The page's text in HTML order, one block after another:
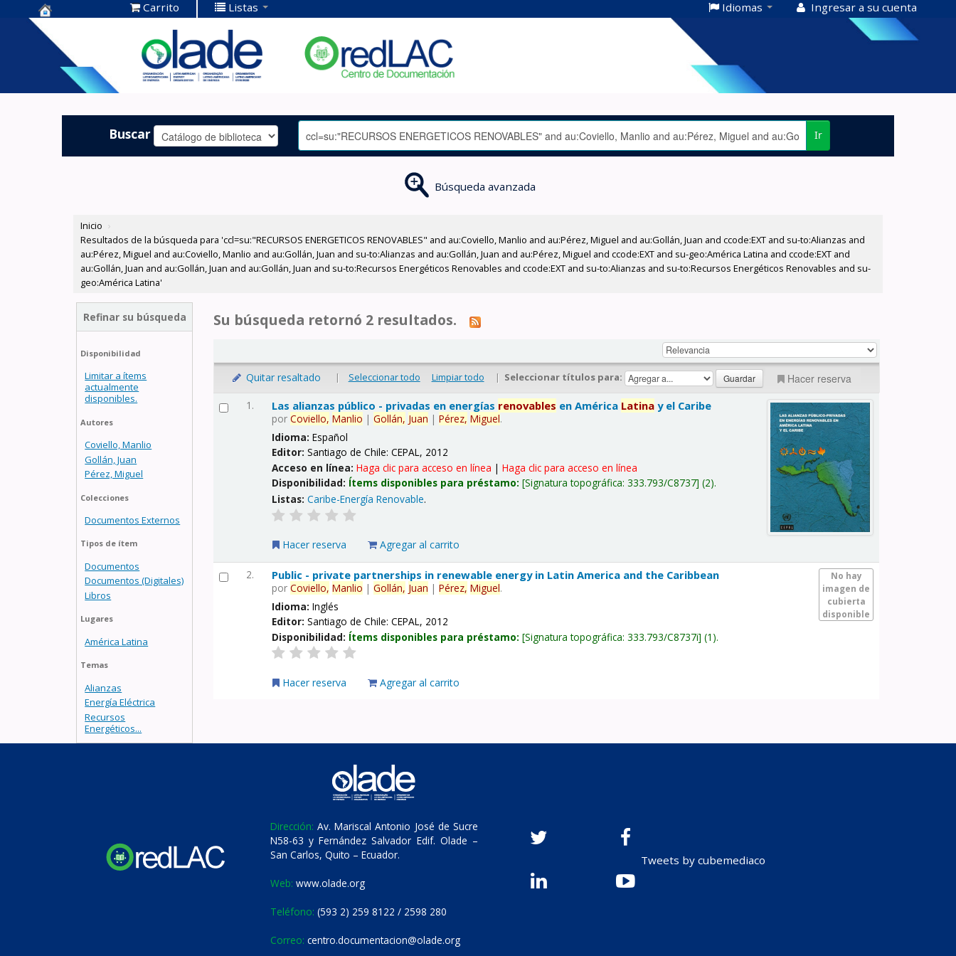
Centro de
Documentación
OLADE -
Carrito Listas Idiomas Ingresar a su cuenta
Buscar Ir
Búsqueda avanzada
Inicio ›
Resultados de la búsqueda para 'ccl=su:"RECURSOS ENERGETICOS RENOVABLES" and au:Coviello, Manlio and au:Pérez, Miguel and au:Gollán, Juan and ccode:EXT and su-to:Alianzas and
au:Pérez, Miguel and au:Coviello, Manlio and au:Gollán, Juan and su-to:Alianzas and au:Gollán, Juan and au:Pérez, Miguel and ccode:EXT and su-geo:América Latina and ccode:EXT and
au:Gollán, Juan and au:Gollán, Juan and au:Gollán, Juan and su-to:Recursos Energéticos Renovables and ccode:EXT and su-to:Alianzas and su-to:Recursos Energéticos Renovables and su-
geo:América Latina'
Refinar su búsqueda
Disponibilidad
Limitar a ítems
actualmente
disponibles.
Autores
Coviello, Manlio
Gollán, Juan
Pérez, Miguel
Colecciones
Documentos Externos
Tipos de ítem
Documentos
Documentos (Digitales)
Libros
Lugares
América Latina
Temas
Alianzas
Energía Eléctrica
Recursos
Energéticos...
Su búsqueda retornó 2 resultados.
Quitar resaltado | Seleccionar todo Limpiar todo | Seleccionar títulos para: Hacer reserva
1. Las alianzas público - privadas en energías renovables en América Latina y el Caribe
porCoviello, Manlio |Gollán, Juan |Pérez, Miguel.
Idioma:Español
Editor:Santiago de Chile: CEPAL, 2012
Acceso en línea:Haga clic para acceso en línea |Haga clic para acceso en línea
Disponibilidad: Ítems disponibles para préstamo: Signatura topográfica:333.793/C8737 (2).
Listas: Caribe-Energía Renovable.
Hacer reserva Agregar al carrito
2.
No hay
imagen de
cubierta
disponible
Public - private partnerships in renewable energy in Latin America and the Caribbean
porCoviello, Manlio |Gollán, Juan |Pérez, Miguel.
Idioma:Inglés
Editor:Santiago de Chile: CEPAL, 2012
Disponibilidad: Ítems disponibles para préstamo: Signatura topográfica:333.793/C8737i (1).
Hacer reserva Agregar al carrito
Dirección: Av. Mariscal Antonio José de Sucre
N58-63 y Fernández Salvador Edif. Olade –
San Carlos, Quito – Ecuador.
Web: www.olade.org
Teléfono: (593 2) 259 8122 / 2598 280
Correo: centro.documentacion@olade.org
Tweets by cubemediaco